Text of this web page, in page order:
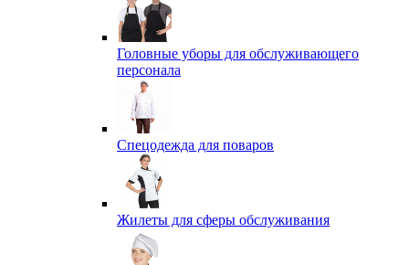
Головные уборы для обслуживающего
персонала
Спецодежда для поваров
Жилеты для сферы обслуживания